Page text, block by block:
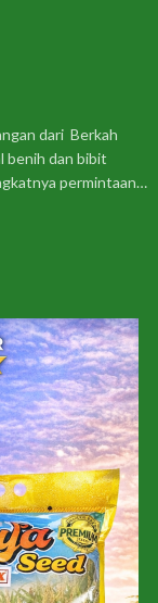
dari Berkah
benih dan bibit
permintaan…